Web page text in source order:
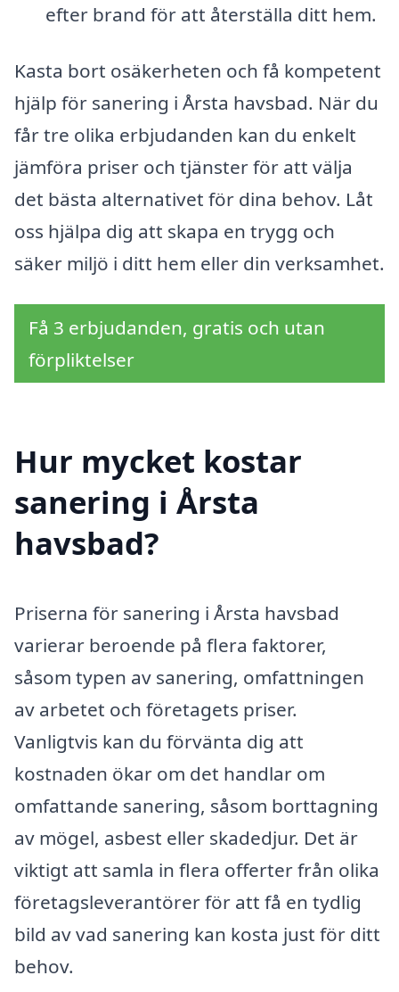
efter brand för att återställa ditt hem.
Kasta bort osäkerheten och få kompetent
hjälp för sanering i Årsta havsbad. När du
får tre olika erbjudanden kan du enkelt
jämföra priser och tjänster för att välja
det bästa alternativet för dina behov. Låt
oss hjälpa dig att skapa en trygg och
säker miljö i ditt hem eller din verksamhet.
Få 3 erbjudanden, gratis och utan
förpliktelser
Hur mycket kostar
sanering i Årsta
havsbad?
Priserna för sanering i Årsta havsbad
varierar beroende på flera faktorer,
såsom typen av sanering, omfattningen
av arbetet och företagets priser.
Vanligtvis kan du förvänta dig att
kostnaden ökar om det handlar om
omfattande sanering, såsom borttagning
av mögel, asbest eller skadedjur. Det är
viktigt att samla in flera offerter från olika
företagsleverantörer för att få en tydlig
bild av vad sanering kan kosta just för ditt
behov.